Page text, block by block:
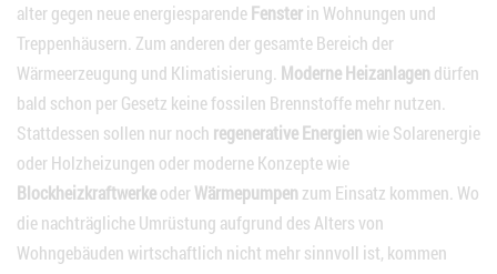
alter gegen neue energiesparendeFensterin Wohnungen und
Treppenhäusern. Zum anderen der gesamte Bereich der
Wärmeerzeugung und Klimatisierung. Moderne Heizanlagen dürfen
bald schon per Gesetz keine fossilen Brennstoffe mehr nutzen.
Stattdessen sollen nur noch regenerative Energien wie Solarenergie
oder Holzheizungen oder moderne Konzepte wie
BlockheizkraftwerkeoderWärmepumpen zum Einsatz kommen. Wo
die nachträgliche Umrüstung aufgrund des Alters von
Wohngebäuden wirtschaftlich nicht mehr sinnvoll ist, kommen